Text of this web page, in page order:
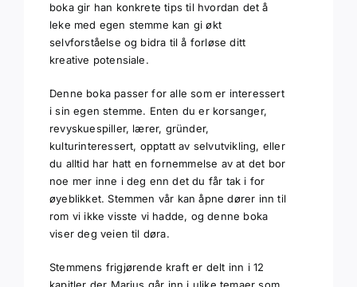
boka gir han konkrete tips til hvordan det å
leke med egen stemme kan gi økt
selvforståelse og bidra til å forløse ditt
kreative potensiale.
Denne boka passer for alle som er interessert
i sin egen stemme. Enten du er korsanger,
revyskuespiller, lærer, gründer,
kulturinteressert, opptatt av selvutvikling, eller
du alltid har hatt en fornemmelse av at det bor
noe mer inne i deg enn det du får tak i for
øyeblikket. Stemmen vår kan åpne dører inn til
rom vi ikke visste vi hadde, og denne boka
viser deg veien til døra.
Stemmens frigjørende kraft er delt inn i 12